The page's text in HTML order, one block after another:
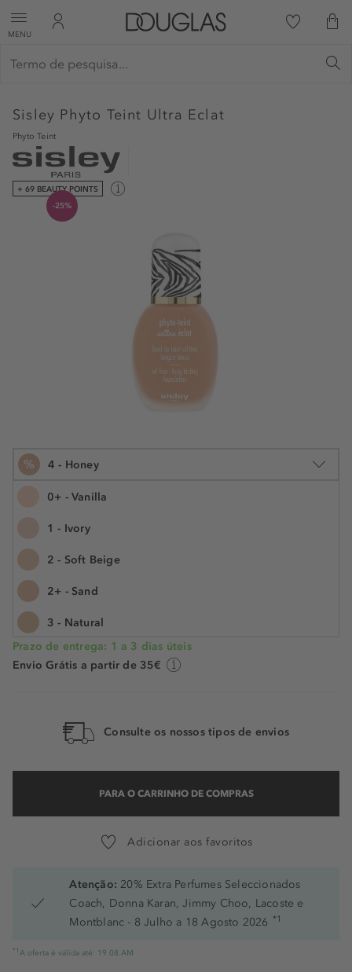
MENU
Sisley Phyto Teint Ultra Eclat
Phyto Teint
+ 69 BEAUTY POINTS
-25%
% 4 - Honey
0+ - Vanilla
1 - Ivory
2 - Soft Beige
2+ - Sand
3 - Natural
3+ - Apricot
5 - Golden
1+ - Ecru
30 ml
Prazo de entrega: 1 a 3 dias úteis
Envio Grátis a partir de 35€
Consulte os nossos tipos de envios
PARA O CARRINHO DE COMPRAS
Adicionar aos favoritos
Atenção: 20% Extra Perfumes Seleccionados
Coach, Donna Karan, Jimmy Choo, Lacoste e
Montblanc - 8 Julho a 18 Agosto 2026 *1
*1 A oferta é válida até: 19.08.AM